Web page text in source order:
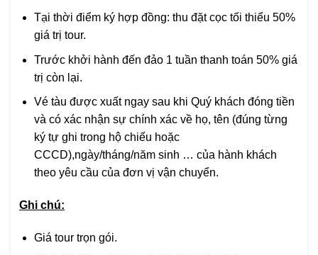
Tại thời điểm ký hợp đồng: thu đặt cọc tối thiểu 50%
giá trị tour.
Trước khởi hành đến đảo 1 tuần thanh toán 50% giá
trị còn lại.
Vé tàu được xuất ngay sau khi Quý khách đóng tiền
và có xác nhận sự chính xác về họ, tên (đúng từng
ký tự ghi trong hộ chiếu hoặc
CCCD),ngày/tháng/năm sinh … của hành khách
theo yêu cầu của đơn vị vận chuyển.
Ghi chú:
Giá tour trọn gói.